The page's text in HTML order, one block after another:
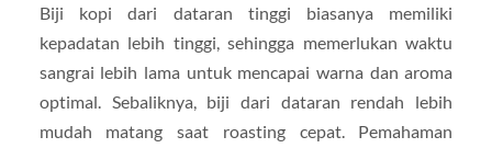
Biji kopi dari dataran tinggi biasanya memiliki
kepadatan lebih tinggi, sehingga memerlukan waktu
sangrai lebih lama untuk mencapai warna dan aroma
optimal. Sebaliknya, biji dari dataran rendah lebih
mudah matang saat roasting cepat. Pemahaman